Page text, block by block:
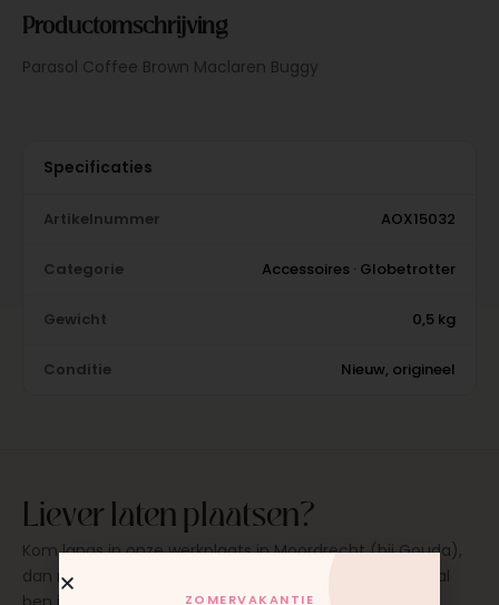
Productomschrijving
Parasol Coffee Brown Maclaren Buggy
Specificaties
Artikelnummer AOX15032
Categorie Accessoires · Globetrotter
Gewicht 0,5 kg
Conditie Nieuw, origineel
Liever laten plaatsen?
Kom langs in onze werkplaats in Moordrecht (bij Gouda),
dan monteren wij het onderdeel direct voor je. Meestal
ZOMERVAKANTIE